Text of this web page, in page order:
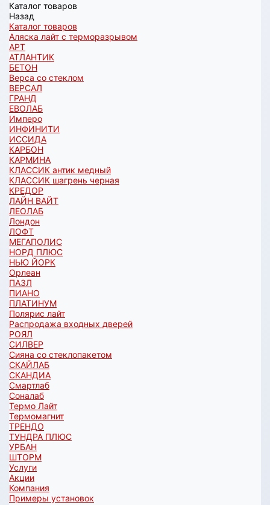
Каталог товаров
Назад
Каталог товаров
Аляска лайт с терморазрывом
АРТ
АТЛАНТИК
БЕТОН
Верса со стеклом
ВЕРСАЛ
ГРАНД
ЕВОЛАБ
Имперо
ИНФИНИТИ
ИССИДА
КАРБОН
КАРМИНА
КЛАССИК антик медный
КЛАССИК шагрень черная
КРЕДОР
ЛАЙН ВАЙТ
ЛЕОЛАБ
Лондон
ЛОФТ
МЕГАПОЛИС
НОРД ПЛЮС
НЬЮ ЙОРК
Орлеан
ПАЗЛ
ПИАНО
ПЛАТИНУМ
Полярис лайт
Распродажа входных дверей
РОЯЛ
СИЛВЕР
Сияна со стеклопакетом
СКАЙЛАБ
СКАНДИA
Смартлаб
Соналаб
Термо Лайт
Термомагнит
ТРЕНДО
ТУНДРА ПЛЮС
УРБАН
ШТОРМ
Услуги
Акции
Компания
Примеры установок